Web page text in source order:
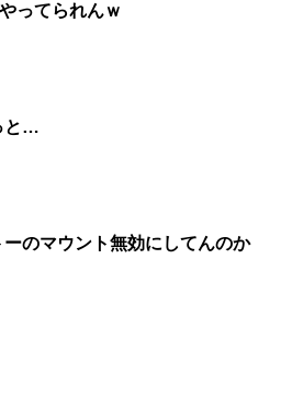
ってられんｗ
と…
のマウント無効にしてんのか